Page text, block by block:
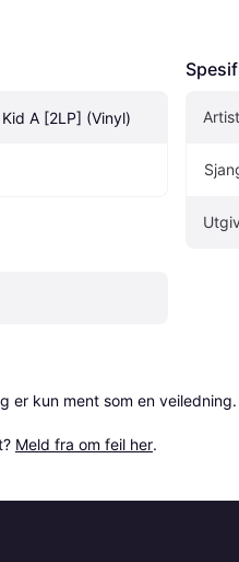
A [2LP] (Vinyl) Artist
er kun ment som en veiledning.
Meld fra om feil her.